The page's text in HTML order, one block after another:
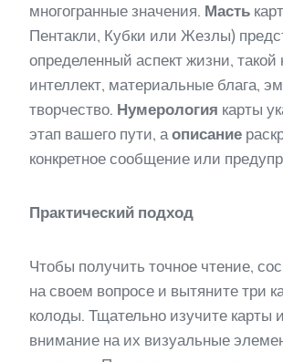
многогранные значения. Масть
Пентакли, Кубки или Жезлы)
определенный аспект жизни, такой
интеллект, материальные блага,
творчество. Нумерология карты
этап вашего пути, а описание
конкретное сообщение или
Практический подход
Чтобы получить точное чтение,
на своем вопросе и вытяните три
колоды. Тщательно изучите карты
внимание на их визуальные